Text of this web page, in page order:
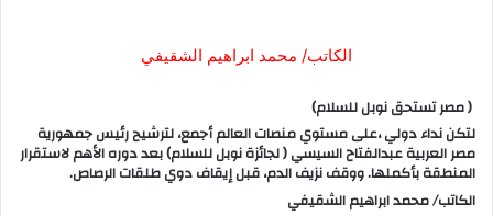
الكاتب/ محمد ابراهيم الشقيفي
( مصر تستحق نوبل للسلام)
لتكن نداء دولي ،على مستوي منصات العالم أجمع، لترشيح رئيس جمهورية
مصر العربية عبدالفتاح السيسي ( لجائزة نوبل للسلام) بعد دوره الأهم لاستقرار
المنطقة بأكملها. ووقف نزيف الدم، قبل إيقاف دوي طلقات الرصاص.
الكاتب/ محمد ابراهيم الشقيفي